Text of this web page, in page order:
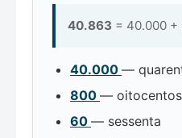
40.863 = 40.000 +
40.000 —
800 — oitocentos
60 — sessenta